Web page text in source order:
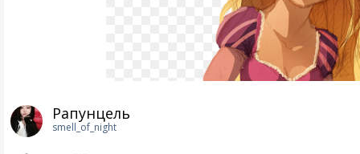
Рапунцель
smell_of_night